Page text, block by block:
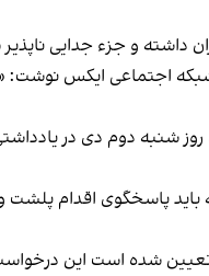
داشته و جزء جدایی
اجتماعی ایکس نوشت:
شنبه دوم دی در
پاسخگوی اقدام پلشت
در مقابل، با طرح این نکته که مساله حاکمیت بر جزایر